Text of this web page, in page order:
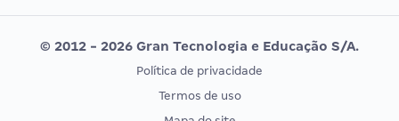
Editais publicados
Vunesp
CONCURSOS POR PROFISSÃO
EXAME DE ORDEM
© 2012 - 2026 Gran Tecnologia e Educação S/A.
Política de privacidade
Termos de uso